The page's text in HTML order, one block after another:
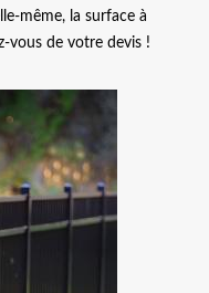
même, la surface à
vous de votre devis !